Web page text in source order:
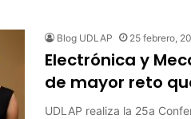
Blog UDLAP 25 febrero,
Electrónica y
de mayor reto
UDLAP realiza la 25a